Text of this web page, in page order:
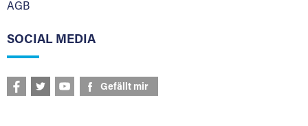
AGB
SOCIAL MEDIA
Gefällt mir